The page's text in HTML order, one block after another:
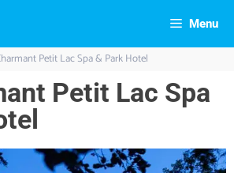
Menu
Petit Lac Spa & Park Hotel
Petit Lac Spa